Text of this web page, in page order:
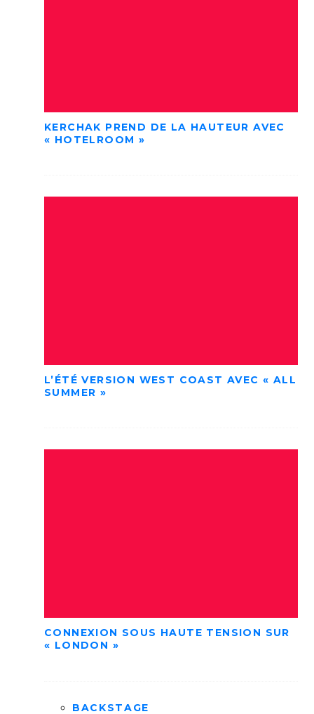
KERCHAK PREND DE LA HAUTEUR AVEC
« HOTELROOM »
L’ÉTÉ VERSION WEST COAST AVEC « ALL
SUMMER »
CONNEXION SOUS HAUTE TENSION SUR
« LONDON »
BACKSTAGE